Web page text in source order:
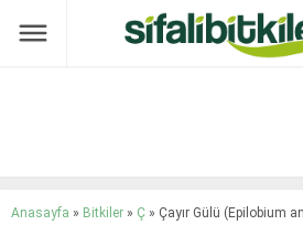
Anasayfa » Bitkiler » Ç » Çayır Gülü (Epilobium